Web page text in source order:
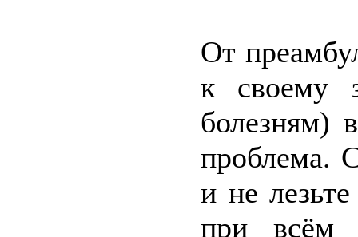
От
к своему
болезням)
проблема.
и не
при всём